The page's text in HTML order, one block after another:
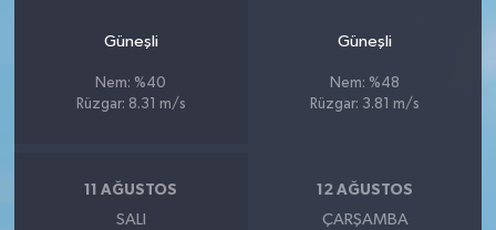
Güneşli
Nem: %40
Rüzgar: 8.31 m/s
Güneşli
Nem: %48
Rüzgar: 3.81 m/s
11 AĞUSTOS
SALI
12 AĞUSTOS
ÇARŞAMBA